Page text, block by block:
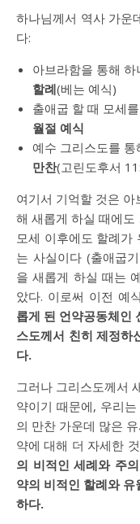
하나님께서 역사 가운
다:
아브라함을 통해
할례(베는 예식)
출애굽 할 때 모세
월절 예식
예수 그리스도를
만찬(고린도후서
여기서 기억할 것은
해 새롭게 하실 때에
모세 이후에도 할례가
는 사실이다 (출애굽
을 새롭게 하실 때는
았다. 이로써 이전 예
롭게 된 언약공동체인
스도께서 친히 제정하
다.
그러나 그리스도께서
약이기 때문에, 우리
의 만찬 가운데 많은
약에 대해 더 자세한
의 비적인 세례와 주
약의 비적인 할례와
하다.